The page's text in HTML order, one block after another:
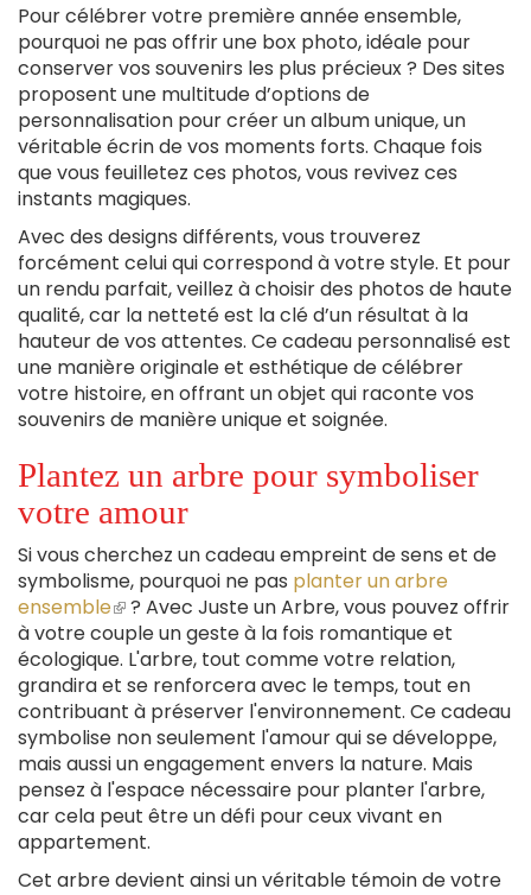
Pour célébrer votre première année ensemble,
pourquoi ne pas offrir une box photo, idéale pour
conserver vos souvenirs les plus précieux ? Des sites
proposent une multitude d’options de
personnalisation pour créer un album unique, un
véritable écrin de vos moments forts. Chaque fois
que vous feuilletez ces photos, vous revivez ces
instants magiques.
Avec des designs différents, vous trouverez
forcément celui qui correspond à votre style. Et pour
un rendu parfait, veillez à choisir des photos de haute
qualité, car la netteté est la clé d’un résultat à la
hauteur de vos attentes. Ce cadeau personnalisé est
une manière originale et esthétique de célébrer
votre histoire, en offrant un objet qui raconte vos
souvenirs de manière unique et soignée.
Plantez un arbre pour symboliser
votre amour
Si vous cherchez un cadeau empreint de sens et de
symbolisme, pourquoi ne pas planter un arbre
ensemble(le
lien
est
externe)
? Avec Juste un Arbre, vous pouvez offrir
à votre couple un geste à la fois romantique et
écologique. L'arbre, tout comme votre relation,
grandira et se renforcera avec le temps, tout en
contribuant à préserver l'environnement. Ce cadeau
symbolise non seulement l'amour qui se développe,
mais aussi un engagement envers la nature. Mais
pensez à l'espace nécessaire pour planter l'arbre,
car cela peut être un défi pour ceux vivant en
appartement.
Cet arbre devient ainsi un véritable témoin de votre